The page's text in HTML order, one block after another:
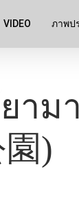
VIDEO ภาพป
าม
)